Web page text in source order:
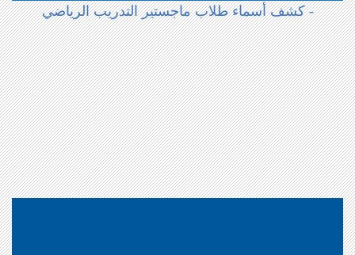
- كشف أسماء طلاب ماجستير التدريب الرياضي